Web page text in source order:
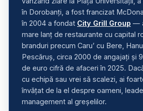
în Dorobanți, a fost francizat
în 2004 a fondat City Grill Group —
mare lanț de restaurante cu capital
branduri precum Caru’ cu Bere,
Pescăruș, circa 2000 de angajați și
de euro cifră de afaceri în 2025.
cu echipă sau vrei să scalezi, ai
învățat de la el despre oameni,
management al greșelilor.